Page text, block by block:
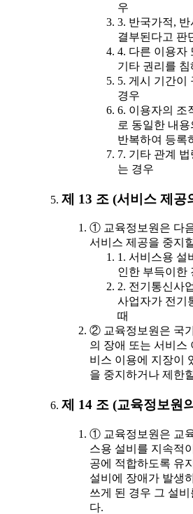
우
3. 반국가적,
결부된다고 판
4. 다른 이용자
기타 권리를
5. 게시 기간이
경우
6. 이용자의 조
로 동일한 내
반복하여 등록
7. 기타 관계
는 경우
제 13 조 (서비스 제공
① 교육정보원은 다
서비스 제공을 중지
1. 서비스용 설
인한 부득이한
2. 전기통신사
사업자가 전기
때
② 교육정보원은 국
의 장애 또는 서비스
비스 이용에 지장이
을 중지하거나 제한
제 14 조 (교육정보원
① 교육정보원은 교
스용 설비를 지속적
공에 적합하도록 유
설비에 장애가 발생
쓰게 된 경우 그 설
다.